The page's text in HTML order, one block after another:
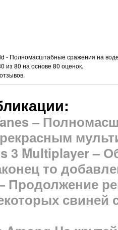
- Полномасштабные сражения на
из 80 на основе 80 оценок.
отзывов.
–
3 Multiplayer –
то
Продолжение
свиней